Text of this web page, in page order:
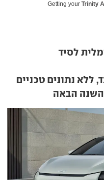
Getting your Trinity
לסיד
ללא נתונים טכניים
השנה הבאה